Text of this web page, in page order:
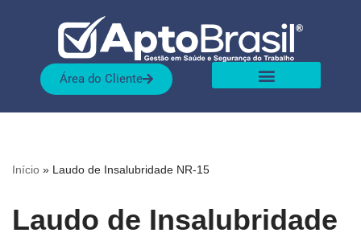
Área do Cliente
Início » Laudo de Insalubridade NR-15
Laudo de Insalubridade